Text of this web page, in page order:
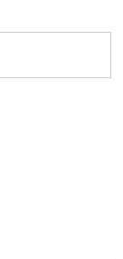
の方が良い、とな
得て妙だと思った
アル（MT）が
つては走りや燃費